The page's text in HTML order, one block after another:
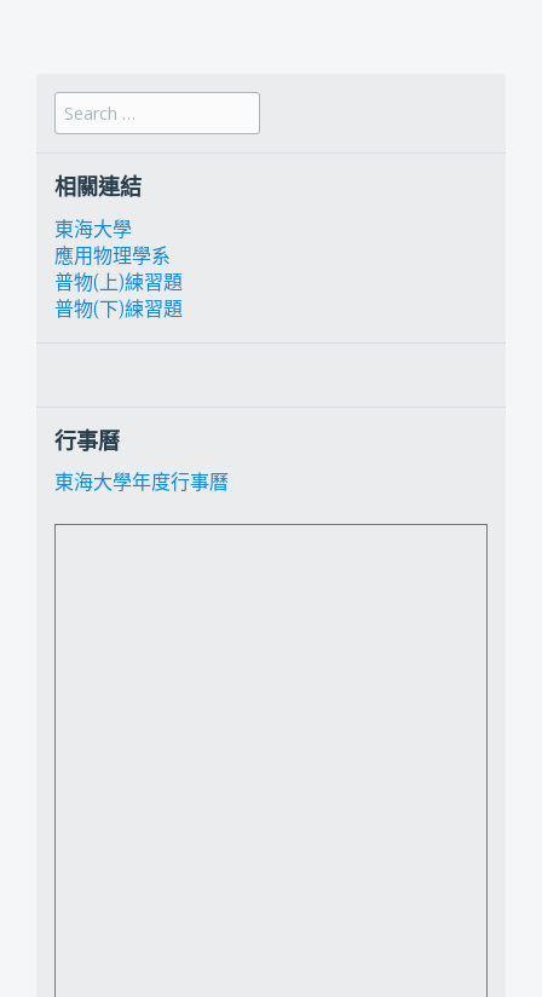
Search for:
相關連結
東海大學
應用物理學系
普物(上)練習題
普物(下)練習題
行事曆
東海大學年度行事曆